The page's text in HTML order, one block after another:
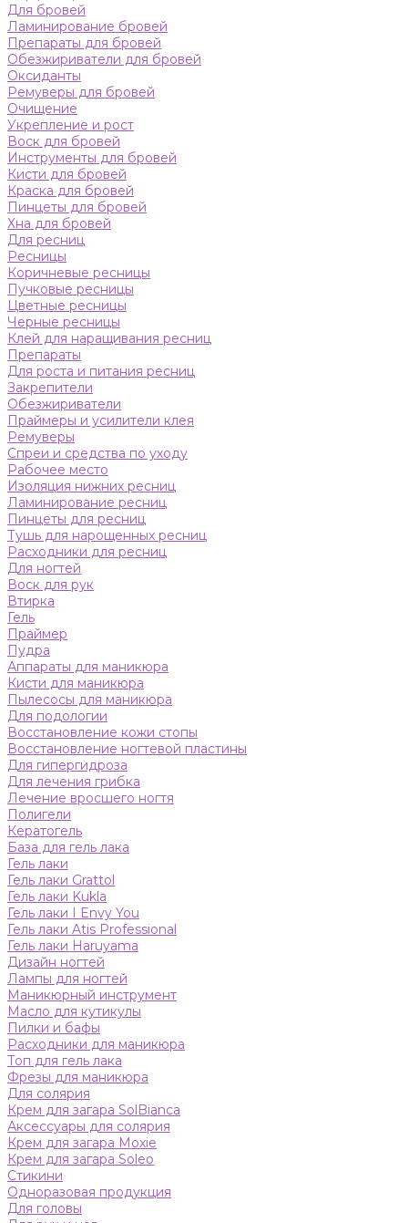
Для бровей
Ламинирование бровей
Препараты для бровей
Обезжириватели для бровей
Оксиданты
Ремуверы для бровей
Очищение
Укрепление и рост
Воск для бровей
Инструменты для бровей
Кисти для бровей
Краска для бровей
Пинцеты для бровей
Хна для бровей
Для ресниц
Ресницы
Коричневые ресницы
Пучковые ресницы
Цветные ресницы
Черные ресницы
Клей для наращивания ресниц
Препараты
Для роста и питания ресниц
Закрепители
Обезжириватели
Праймеры и усилители клея
Ремуверы
Спреи и средства по уходу
Рабочее место
Изоляция нижних ресниц
Ламинирование ресниц
Пинцеты для ресниц
Тушь для нарощенных ресниц
Расходники для ресниц
Для ногтей
Воск для рук
Втирка
Гель
Праймер
Пудра
Аппараты для маникюра
Кисти для маникюра
Пылесосы для маникюра
Для подологии
Восстановление кожи стопы
Восстановление ногтевой пластины
Для гипергидроза
Для лечения грибка
Лечение вросшего ногтя
Полигели
Кератогель
База для гель лака
Гель лаки
Гель лаки Grattol
Гель лаки Kukla
Гель лаки I Envy You
Гель лаки Atis Professional
Гель лаки Haruyama
Дизайн ногтей
Лампы для ногтей
Маникюрный инструмент
Масло для кутикулы
Пилки и бафы
Расходники для маникюра
Топ для гель лака
Фрезы для маникюра
Для солярия
Крем для загара SolBianca
Аксессуары для солярия
Крем для загара Moxie
Крем для загара Soleo
Стикини
Одноразовая продукция
Для головы